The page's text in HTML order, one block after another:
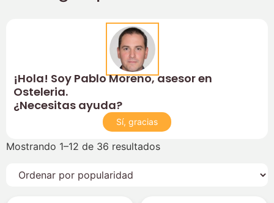
¡Hola! Soy Pablo Moreno, asesor en
Osteleria.
¿Necesitas ayuda?
Sí, gracias
Mostrando 1–12 de 36 resultados